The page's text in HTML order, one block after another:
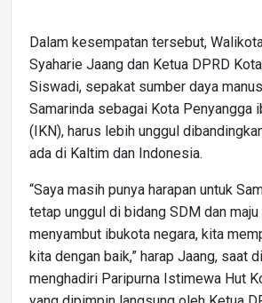
Dalam kesempatan tersebut,
Syaharie Jaang dan Ketua DPRD
Siswadi, sepakat sumber daya
Samarinda sebagai Kota Penyangga
(IKN), harus lebih unggul
ada di Kaltim dan Indonesia.
“Saya masih punya harapan untuk
tetap unggul di bidang SDM dan maju
menyambut ibukota negara, kita
kita dengan baik,” harap Jaang, saat
menghadiri Paripurna Istimewa Hut